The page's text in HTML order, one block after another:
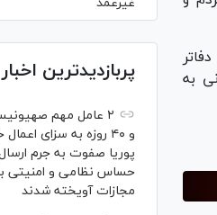
به
پربازدیدترین اخبار
و ۴۰ روزه به سزای
پوریا صفوت به جرم
حساس نظامی و امنیتی
مجازات آویخته شدند